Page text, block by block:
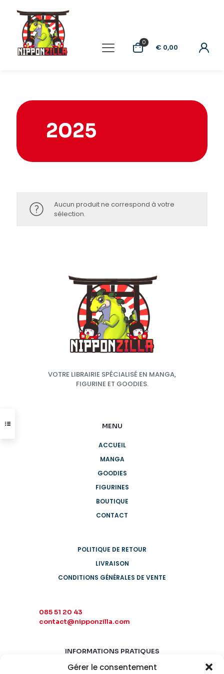
Gérer le consentement
0
€ 0,00
2025
Aucun produit ne correspond à votre
sélection.
VOTRE LIBRAIRIE SPÉCIALISÉ EN MANGA,
FIGURINE ET GOODIES.
MENU
ACCUEIL
MANGA
GOODIES
FIGURINES
BOUTIQUE
CONTACT
POLITIQUE DE RETOUR
LIVRAISON
CONDITIONS GÉNÉRALES DE VENTE
085 51 20 43
contact@nipponzilla.com
INFORMATIONS PRATIQUES
MARDI-SAMEDI